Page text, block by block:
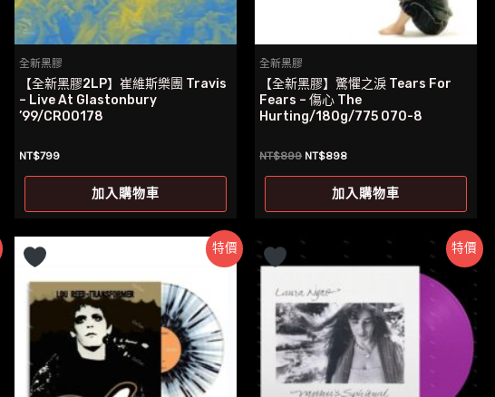
全新黑膠
【全新黑膠2LP】崔維斯樂團 Travis
– Live At Glastonbury
’99/CR00178
NT$799
加入購物車
全新黑膠
【全新黑膠】驚懼之淚 Tears For
Fears – 傷心 The
Hurting/180g/775 070-8
NT$899 原
NT$899。
NT$898目
價
格：
NT$898。
加入購物車
特價 特價